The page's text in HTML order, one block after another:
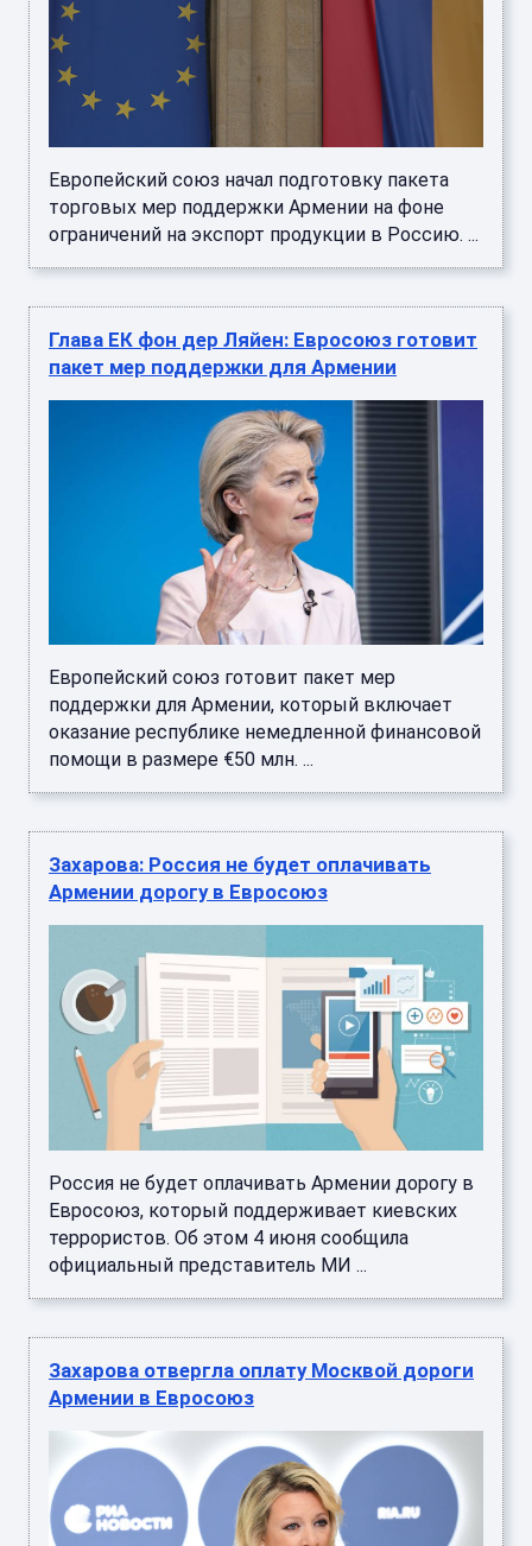
Европейский союз начал подготовку пакета
торговых мер поддержки Армении на фоне
ограничений на экспорт продукции в Россию. ...
Глава ЕК фон дер Ляйен: Евросоюз готовит
пакет мер поддержки для Армении
Европейский союз готовит пакет мер
поддержки для Армении, который включает
оказание республике немедленной финансовой
помощи в размере €50 млн. ...
Захарова: Россия не будет оплачивать
Армении дорогу в Евросоюз
Россия не будет оплачивать Армении дорогу в
Евросоюз, который поддерживает киевских
террористов. Об этом 4 июня сообщила
официальный представитель МИ ...
Захарова отвергла оплату Москвой дороги
Армении в Евросоюз